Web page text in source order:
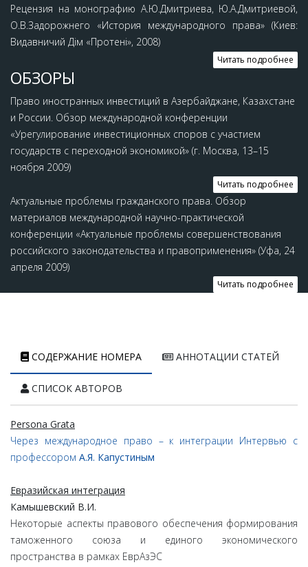
Рецензия на монографию A.Ю.Дмитриева, Ю.А.Дмитриевой,
О.В.Задорожнего «История международного права» (Киев:
Видавничий Дiм «Протенi», 2008)
Читать подробнее
ОБЗОРЫ
Право иностранных инвестиций в Азербайджане, Казахстане
и России. Обзор международной конференции
«Урегулирование инвестиционных споров с участием
государств с переходной экономикой» (г. Москва, 13–15
ноября 2009)
Читать подробнее
Актуальные проблемы гражданского права. Обзор
материалов международной научно-практической
конференции «Актуальные проблемы совершенствования
российского законодательства и правоприменения» (Уфа, 24
апреля 2009)
Читать подробнее
СОДЕРЖАНИЕ НОМЕРА АННОТАЦИИ СТАТЕЙ
СПИСОК АВТОРОВ
Persona Grata
Через международное право – к интеграции Интервью с
профессором А.Я. Капустиным
Евразийская интеграция
Камышевский В.И.
Некоторые аспекты правового обеспечения формирования
таможенного союза и единого экономического
пространства в рамках ЕврАзЭС